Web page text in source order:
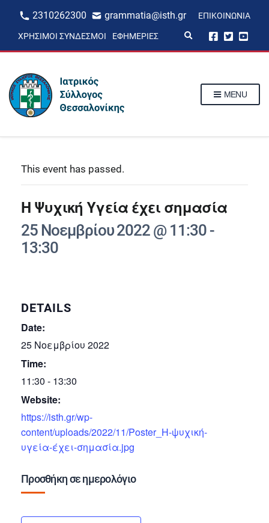
2310262300 grammatia@isth.gr ΕΠΙΚΟΙΝΩΝΊΑ
ΧΡΉΣΙΜΟΙ ΣΎΝΔΕΣΜΟΙ ΕΦΗΜΕΡΊΕΣ
p
MENU
This event has passed.
Η Ψυχική Υγεία έχει σημασία
25 Νοεμβρίου 2022 @ 11:30 -
13:30
DETAILS
Date:
25 Νοεμβρίου 2022
Time:
11:30 - 13:30
Website:
https://isth.gr/wp-
content/uploads/2022/11/Poster_Η-ψυχική-
υγεία-έχει-σημασία.jpg
Προσθήκη σε ημερολόγιο